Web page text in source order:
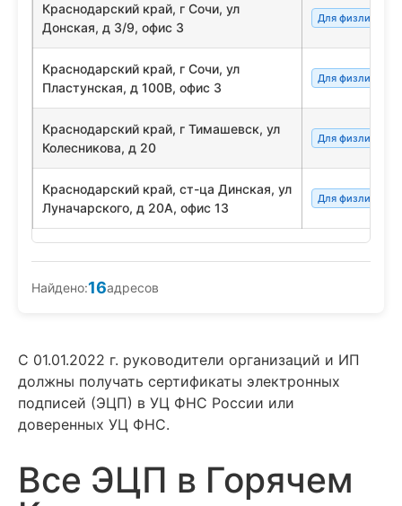
Краснодарский край, г Сочи, ул
Донская, д 3/9, офис 3
Для физлиц/
Краснодарский край, г Сочи, ул
Пластунская, д 100В, офис 3
Для физлиц/
Краснодарский край, г Тимашевск, ул
Колесникова, д 20
Для физлиц/
Краснодарский край, ст-ца Динская, ул
Луначарского, д 20А, офис 13
Для физлиц/
Найдено:16адресов
С 01.01.2022 г. руководители организаций и ИП
должны получать сертификаты электронных
подписей (ЭЦП) в УЦ ФНС России или
доверенных УЦ ФНС.
Все ЭЦП в Горячем